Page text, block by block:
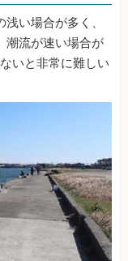
い場合が多く、
潮流が速い場合が
いと非常に難しい